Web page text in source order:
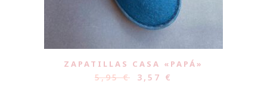
ZAPATILLAS CASA «PAPÁ»
5,95€ 3,57 €